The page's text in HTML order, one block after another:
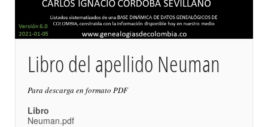
Libro del apellido Neuman
Para descarga en formato PDF
Libro
Neuman.pdf